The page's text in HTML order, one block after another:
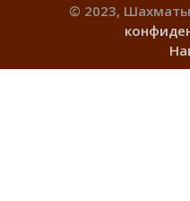
© 2023,